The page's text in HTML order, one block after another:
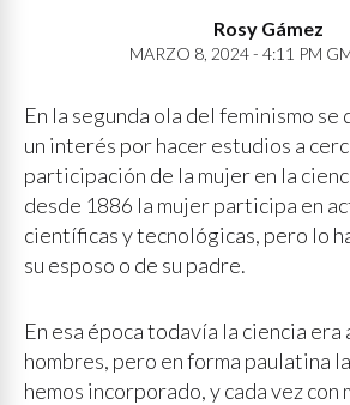
Rosy Gámez
MARZO 8, 2024 - 4:11 PM
En la segunda ola del feminismo
un interés por hacer estudios a
participación de la mujer en la
desde 1886 la mujer participa en
científicas y tecnológicas, pero lo
su esposo o de su padre.
En esa época todavía la ciencia era
hombres, pero en forma paulatina
hemos incorporado, y cada vez con